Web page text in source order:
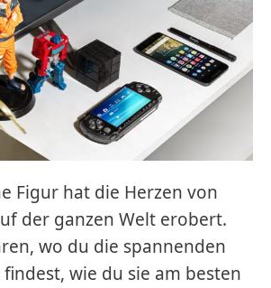
Figur hat die Herzen von
der ganzen Welt erobert.
wo du die spannenden
wie du sie am besten